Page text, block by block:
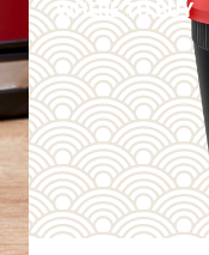
WHERE TO BUY